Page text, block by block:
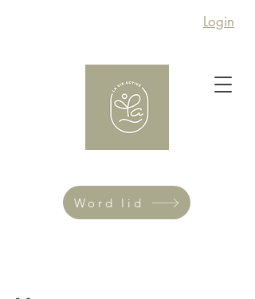
Login
Word lid